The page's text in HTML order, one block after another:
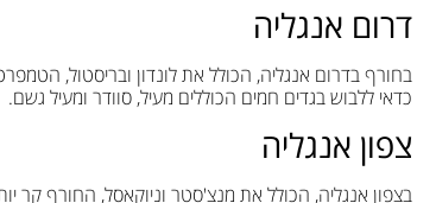
דרום אנגליה
כדאי ללבוש בגדים חמים הכוללים מעיל, סוודר ומעיל גשם.
צפון אנגליה